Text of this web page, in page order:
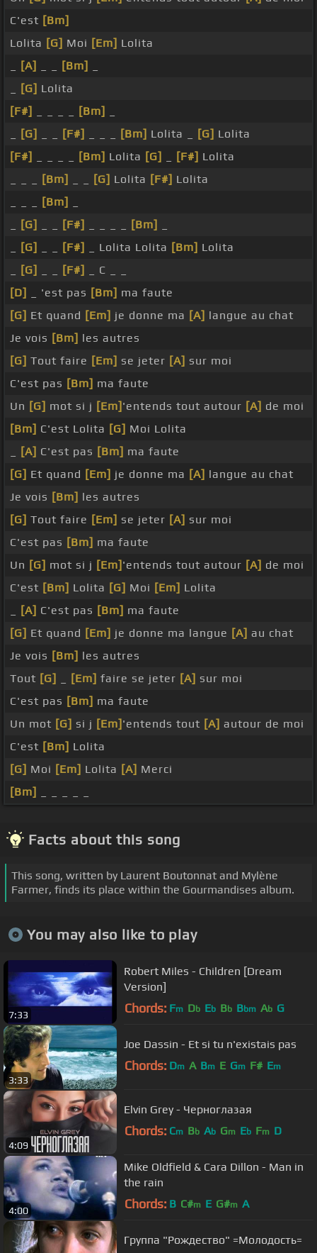
C'est [Bm]
Lolita [G] Moi [Em] Lolita
[A] [Bm]
[G] Lolita
[F#]
[Bm]
[G] [F#] [Bm] Lolita _ [G] Lolita
[F#]
[Bm] Lolita [G] [F#] Lolita
[Bm] [G] Lolita [F#] Lolita
[Bm]
[G] [F#] [Bm]
[G] [F#] _ Lolita Lolita [Bm] Lolita
[G] [F#]
_ C _ _
[D]
_ 'est pas [Bm] ma faute
[G] Et quand [Em] je donne ma [A] langue au chat
Je vois [Bm] les autres
[G] Tout faire [Em] se jeter [A] sur moi
C'est pas [Bm] ma faute
Un [G] mot si j [Em] 'entends tout autour [A] de moi
[Bm] C'est Lolita [G] Moi Lolita
[A] C'est pas [Bm] ma faute
[G] Et quand [Em] je donne ma [A] langue au chat
Je vois [Bm] les autres
[G] Tout faire [Em] se jeter [A] sur moi
C'est pas [Bm] ma faute
Un [G] mot si j [Em] 'entends tout autour [A] de moi
C'est [Bm] Lolita [G] Moi [Em] Lolita
[A] C'est pas [Bm] ma faute
[G] Et quand [Em] je donne ma langue [A] au chat
Je vois [Bm] les autres
Tout [G] [Em] faire se jeter [A] sur moi
C'est pas [Bm] ma faute
Un mot [G] si j [Em] 'entends tout [A] autour de moi
C'est [Bm] Lolita
[G] Moi [Em] Lolita [A] Merci
[Bm]
Facts about this song
This song, written by Laurent Boutonnat and Mylène
Farmer, finds its place within the Gourmandises album.
You may also like to play
7:33
Robert Miles - Children [Dream
Version]
Chords: Fm Db Eb Bb Bbm Ab G
3:33
Joe Dassin - Et si tu n'existais pas
Chords: Dm A Bm E Gm F# Em
4:09
Elvin Grey - Черноглазая
Chords: Cm Bb Ab Gm Eb Fm D
4:00
Mike Oldfield & Cara Dillon - Man in
the rain
Chords: B C#m E G#m A
Группа "Рождество" =Молодость=